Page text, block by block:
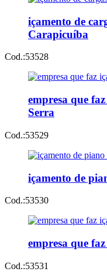
içamento de
Carapicuíba
Cod.:53528
empresa que
Serra
Cod.:53529
içamento de
Cod.:53530
empresa que
Cod.:53531